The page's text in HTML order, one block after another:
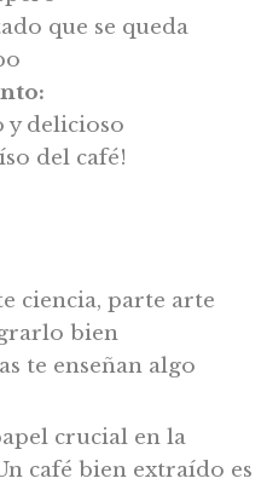
que se queda
y delicioso
del café!
ciencia, parte arte
bien
te enseñan algo
crucial en la
café bien extraído es